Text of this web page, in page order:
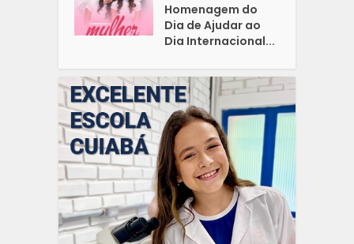
Homenagem do
Dia de Ajudar ao
Dia Internacional...